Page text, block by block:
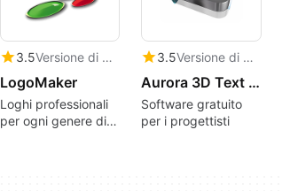
3.5 Versione di prova
LogoMaker
Loghi professionali
per ogni genere di
3.5 Versione di prova
Aurora 3D Text & Logo Maker
Software gratuito
per i progettisti